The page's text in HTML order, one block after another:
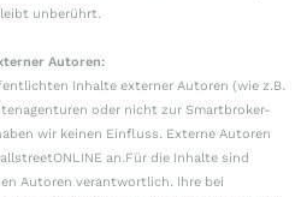
unberührt.
Autoren:
Inhalte externer Autoren (wie z.B.
oder nicht zur Smartbroker-
wir keinen Einfluss. Externe Autoren
an.Für die Inhalte sind
Autoren verantwortlich. Ihre bei